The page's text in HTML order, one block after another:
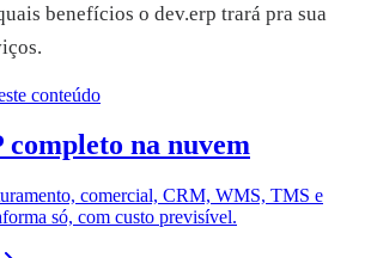
benefícios o dev.erp trará pra sua
conteúdo
completo na nuvem
comercial, CRM, WMS, TMS e
só, com custo previsível.